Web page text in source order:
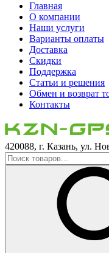
Главная
О компании
Наши услуги
Варианты оплаты
Доставка
Скидки
Поддержка
Статьи и решения
Обмен и возврат
Контакты
420088, г. Казань, ул.